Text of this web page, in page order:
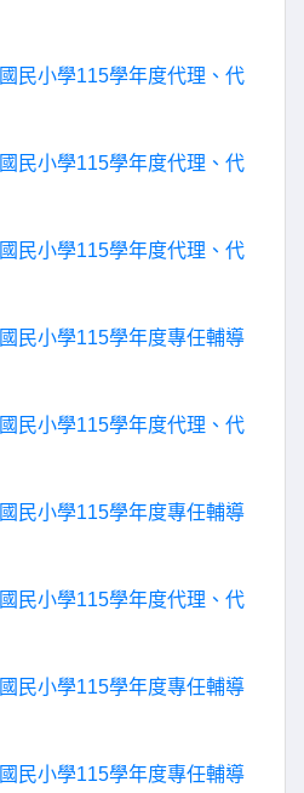
民小學115學年度代理、代
民小學115學年度代理、代
民小學115學年度代理、代
民小學115學年度專任輔導
民小學115學年度代理、代
民小學115學年度專任輔導
民小學115學年度代理、代
民小學115學年度專任輔導
民小學115學年度專任輔導